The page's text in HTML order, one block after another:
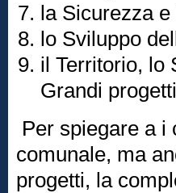
la Sicurezza
lo Sviluppo
il Territorio, lo
Grandi
Per spiegare a i
comunale, ma
progetti, la